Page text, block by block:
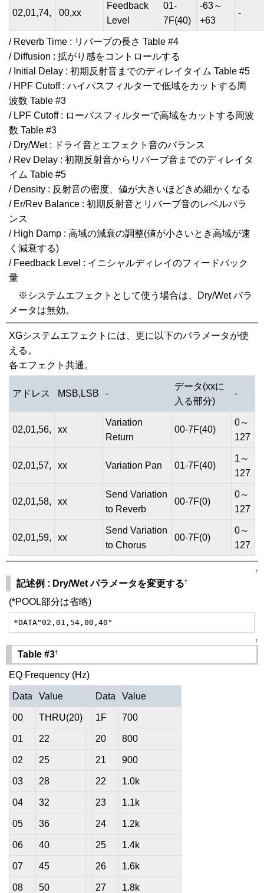
02,01,74, 00,xx
Feedback
Level
01-
7F(40)
-63～
+63
-
/ Reverb Time : リバーブの長さ Table #4
/ Diffusion : 拡がり感をコントロールする
/ Initial Delay : 初期反射音までのディレイタイム Table #5
/ HPF Cutoff : ハイパスフィルターで低域をカットする周
波数 Table #3
/ LPF Cutoff : ローパスフィルターで高域をカットする周波
数 Table #3
/ Dry/Wet : ドライ音とエフェクト音のバランス
/ Rev Delay : 初期反射音からリバーブ音までのディレイタ
イム Table #5
/ Density : 反射音の密度、値が大きいほどきめ細かくなる
/ Er/Rev Balance : 初期反射音とリバーブ音のレベルバラ
ンス
/ High Damp : 高域の減衰の調整(値が小さいとき高域が速
く減衰する)
/ Feedback Level : イニシャルディレイのフィードバック
量
※システムエフェクトとして使う場合は、Dry/Wet パラ
メータは無効。
XGシステムエフェクトには、更に以下のパラメータが使
える。
各エフェクト共通。
アドレス MSB,LSB -
データ(xxに
入る部分)
-
02,01,56, xx
Variation
Return
00-7F(40)
0～
127
02,01,57, xx Variation Pan 01-7F(40)
1～
127
02,01,58, xx
Send Variation
to Reverb
00-7F(0)
0～
127
02,01,59, xx
Send Variation
to Chorus
00-7F(0)
0～
127
↑
記述例 : Dry/Wet パラメータを変更する†
(*POOL部分は省略)
*DATA"02,01,54,00,40"
↑
Table #3†
EQ Frequency (Hz)
Data Value Data Value
00 THRU(20) 1F 700
01 22 20 800
02 25 21 900
03 28 22 1.0k
04 32 23 1.1k
05 36 24 1.2k
06 40 25 1.4k
07 45 26 1.6k
08 50 27 1.8k